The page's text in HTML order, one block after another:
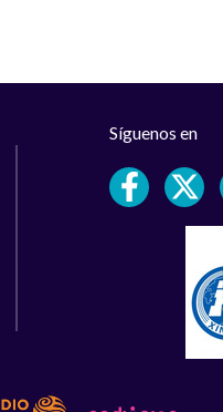
Síguenos en